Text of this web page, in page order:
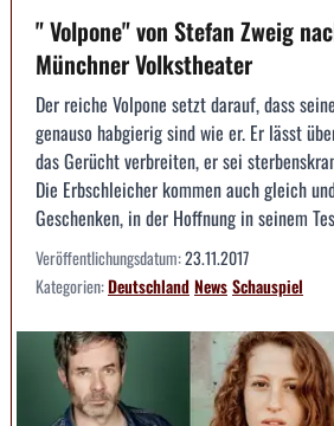
" Volpone" von Stefan Zweig
Münchner Volkstheater
Der reiche Volpone setzt darauf, dass
genauso habgierig sind wie er. Er lässt
das Gerücht verbreiten, er sei
Die Erbschleicher kommen auch gleich
Geschenken, in der Hoffnung in seinem
Veröffentlichungsdatum:23.11.2017
Kategorien:DeutschlandNewsSchauspiel